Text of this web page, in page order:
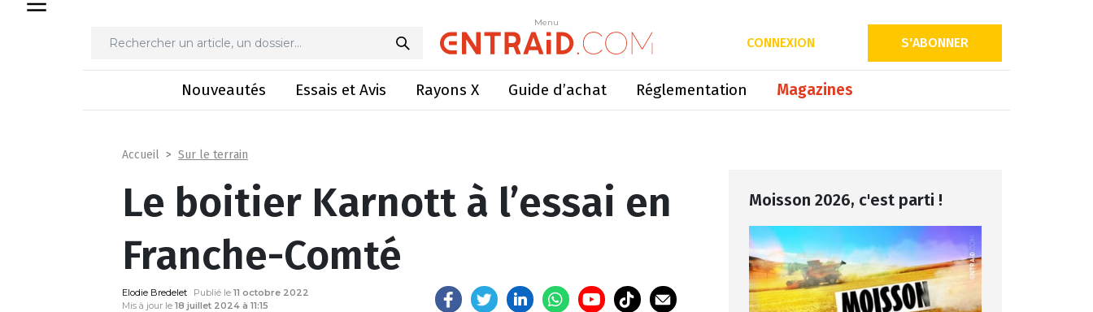
Menu
CONNEXION S'ABONNER
Nouveautés Essais et Avis Rayons X Guide d’achat Réglementation Magazines
Menu
Le boitier Karnott à l’essai en Franche-Comté
Accueil Sur le terrain
Le boitier Karnott à l’essai en
Franche-Comté
Elodie Bredelet Publié le 11 octobre 2022
Mis à jour le 18 juillet 2024 à 11:15
Moisson 2026, c'est parti !